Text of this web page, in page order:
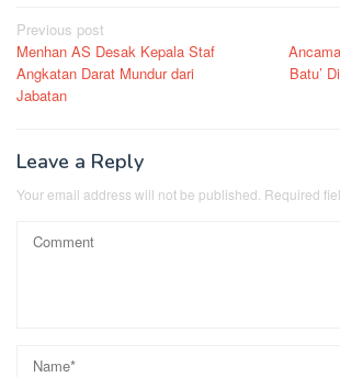
Post
navigation
Previous post
Menhan AS Desak Kepala Staf
Angkatan Darat Mundur dari
Jabatan
Batu’
Leave a Reply
Your email address will not be published. Required